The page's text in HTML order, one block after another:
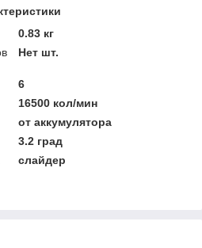
0.83 кг
Нет шт.
6
16500 кол/мин
от аккумулятора
3.2 град
слайдер